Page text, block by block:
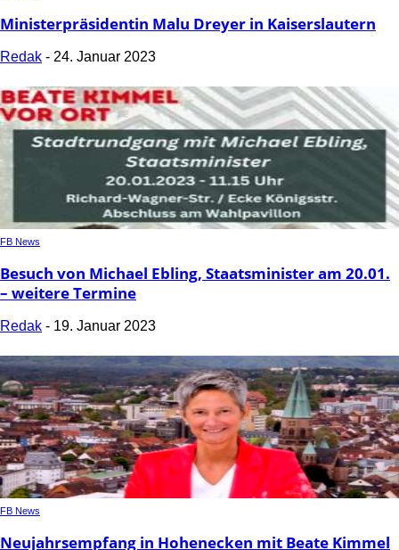
Ministerpräsidentin Malu Dreyer in Kaiserslautern
Redak - 24. Januar 2023
FB News
Besuch von Michael Ebling, Staatsminister am 20.01.
– weitere Termine
Redak - 19. Januar 2023
FB News
Neujahrsempfang in Hohenecken mit Beate Kimmel